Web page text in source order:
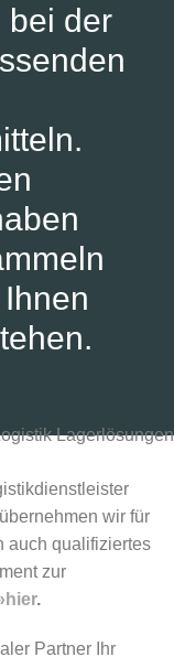
bei der
wir für
auch qualifiziertes
zur
.
Partner Ihr